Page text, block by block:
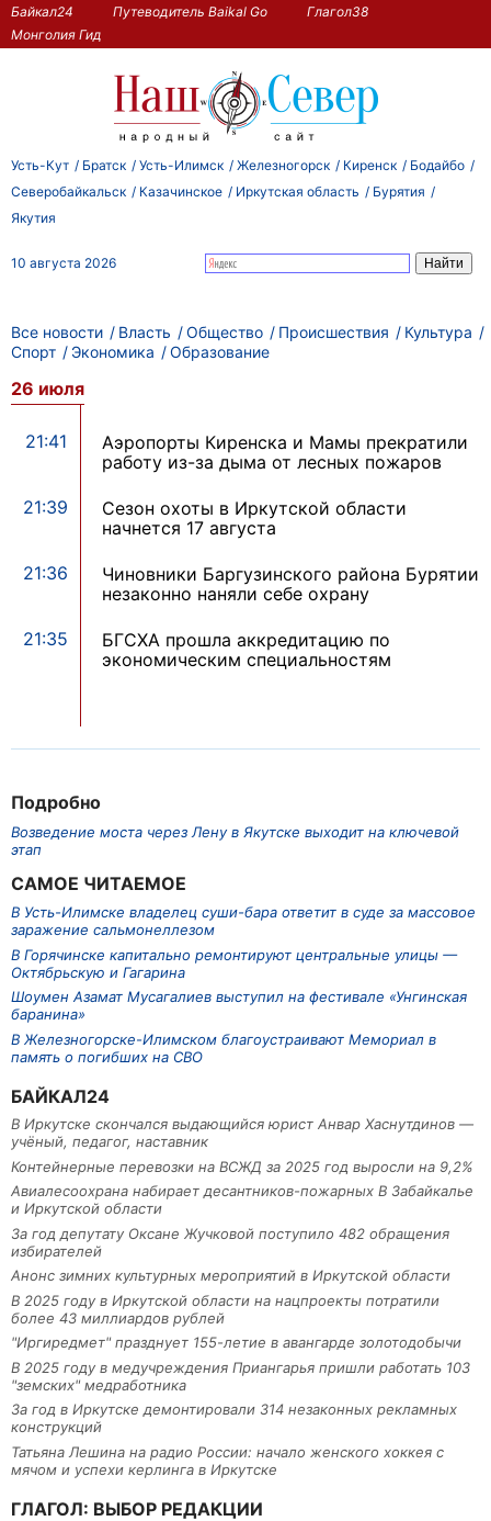
Байкал24 Путеводитель Baikal Go
Глагол38
Монголия Гид
Усть-Кут Братск Усть-Илимск Железногорск Киренск
Бодайбо
Северобайкальск
Казачинское Иркутская область
Бурятия
Якутия
10 августа 2026
Подробно
Возведение моста через Лену в Якутске выходит на ключевой
этап
САМОЕ ЧИТАЕМОЕ
В Усть-Илимске владелец суши-бара ответит в суде за массовое
заражение сальмонеллезом
В Горячинске капитально ремонтируют центральные улицы —
Октябрьскую и Гагарина
Шоумен Азамат Мусагалиев выступил на фестивале «Унгинская
баранина»
В Железногорске-Илимском благоустраивают Мемориал в
память о погибших на СВО
БАЙКАЛ24
В Иркутске скончался выдающийся юрист Анвар Хаснутдинов —
учёный, педагог, наставник
Контейнерные перевозки на ВСЖД за 2025 год выросли на 9,2%
Авиалесоохрана набирает десантников-пожарных В Забайкалье
и Иркутской области
За год депутату Оксане Жучковой поступило 482 обращения
избирателей
Анонс зимних культурных мероприятий в Иркутской области
В 2025 году в Иркутской области на нацпроекты потратили
более 43 миллиардов рублей
"Иргиредмет" празднует 155-летие в авангарде золотодобычи
В 2025 году в медучреждения Приангарья пришли работать 103
"земских" медработника
За год в Иркутске демонтировали 314 незаконных рекламных
конструкций
Татьяна Лешина на радио России: начало женского хоккея с
мячом и успехи керлинга в Иркутске
ГЛАГОЛ: ВЫБОР РЕДАКЦИИ
Все новости Власть Общество Происшествия
Культура
Спорт
Экономика Образование
26 июля
21:41
Аэропорты Киренска и Мамы прекратили
работу из-за дыма от лесных пожаров
21:39
Сезон охоты в Иркутской области
начнется 17 августа
21:36
Чиновники Баргузинского района Бурятии
незаконно наняли себе охрану
21:35
БГСХА прошла аккредитацию по
экономическим специальностям